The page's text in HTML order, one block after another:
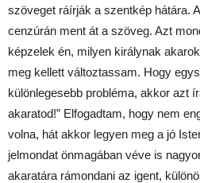
szöveget ráírják a szentkép hátára.
cenzúrán ment át a szöveg. Azt
képzelek én, milyen királynak
meg kellett változtassam. Hogy
különlegesebb probléma, akkor azt
akaratod!” Elfogadtam, hogy nem
volna, hát akkor legyen meg a jó
jelmondat önmagában véve is
akaratára rámondani az igent,